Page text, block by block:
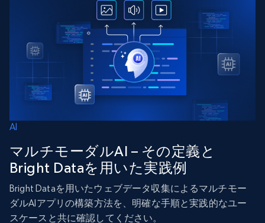
AI
マルチモーダルAI – その定義と
Bright Dataを用いた実践例
Bright Dataを用いたウェブデータ収集によるマルチモー
ダルAIアプリの構築方法を、明確な手順と実践的なユー
スケースと共に確認してください。